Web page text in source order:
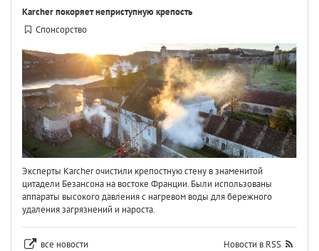
Karcher покоряет неприступную крепость
Спонсорство
Эксперты Karcher очистили крепостную стену в знаменитой
цитадели Безансона на востоке Франции. Были использованы
аппараты высокого давления с нагревом воды для бережного
удаления загрязнений и нароста.
все новости Новости в RSS